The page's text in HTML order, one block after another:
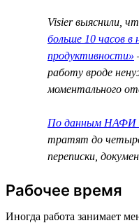
Visier выяснили,
больше 10 часов
продуктивности»
работу вроде
моментального
По данным НАФИ
тратят до
переписки,
Рабочее время
Иногда работа занимает